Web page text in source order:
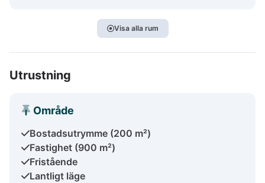
Visa alla rum
Utrustning
Område
Bostadsutrymme (200 m²)
Fastighet (900 m²)
Fristående
Lantligt läge